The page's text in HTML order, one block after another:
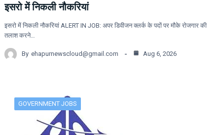
इसरो में निकली नौकरियां
इसरो में निकली नौकरियां ALERT IN JOB: अपर डिवीजन क्लर्क के पदों पर मौके रोजगार की
तलाश करने…
By ehapurnewscloud@gmail.com Aug 6, 2026
GOVERNMENT JOBS